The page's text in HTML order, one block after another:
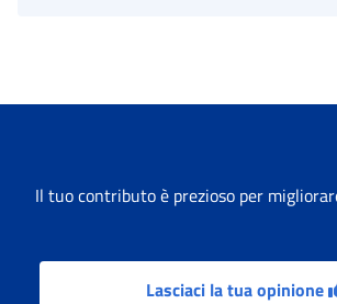
Il tuo contributo è prezioso per
Lasciaci la tua opinione